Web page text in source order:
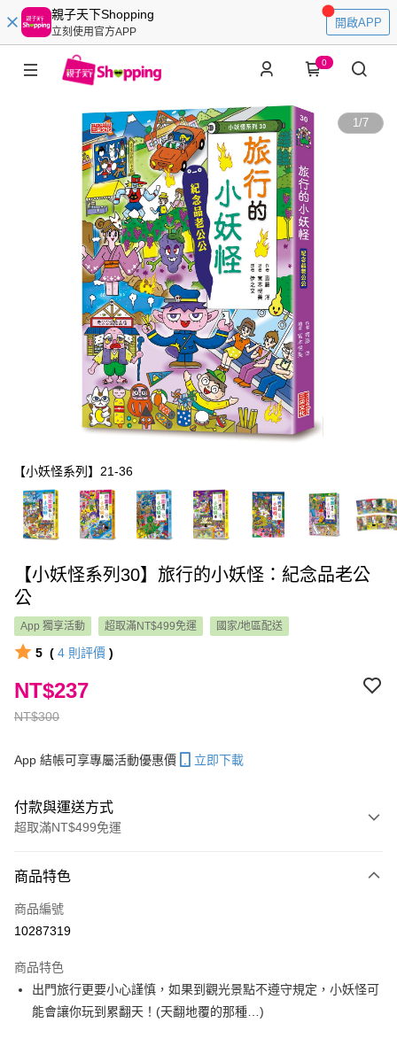
親子天下Shopping
立刻使用官方APP
開啟APP
0
1/7
【小妖怪系列】21-36
【小妖怪系列30】旅行的小妖怪：紀念品老公
公
App 獨享活動 超取滿NT$499免運 國家/地區配送
5 ( 4 則評價 )
NT$300
NT$237
App 結帳可享專屬活動優惠價 立即下載
付款與運送方式
超取滿NT$499免運
信用卡一次付款
LINE Pay
大哥付你分期
相關說明
商品特色
商品編號
10287319
商品特色
出門旅行更要小心謹慎，如果到觀光景點不遵守規定，小妖怪可
能會讓你玩到累翻天！(天翻地覆的那種…)